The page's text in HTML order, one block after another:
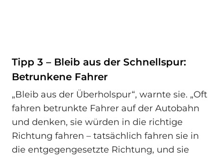
Tipp 3 – Bleib aus der Schnellspur:
Betrunkene Fahrer
„Bleib aus der Überholspur“, warnte sie. „Oft
fahren betrunkte Fahrer auf der Autobahn
und denken, sie würden in die richtige
Richtung fahren – tatsächlich fahren sie in
die entgegengesetzte Richtung, und sie